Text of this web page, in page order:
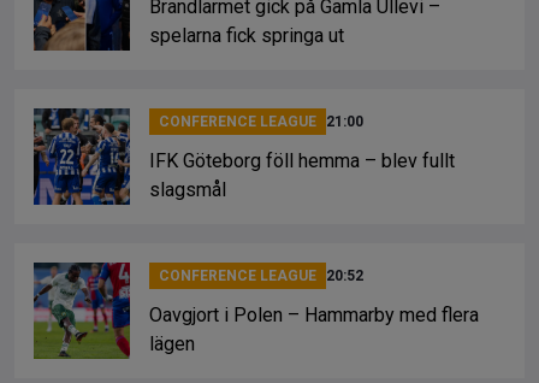
Brandlarmet gick på Gamla Ullevi –
spelarna fick springa ut
CONFERENCE LEAGUE 21:00
IFK Göteborg föll hemma – blev fullt
slagsmål
CONFERENCE LEAGUE 20:52
Oavgjort i Polen – Hammarby med flera
lägen